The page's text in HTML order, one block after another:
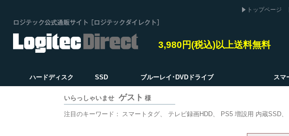
トップページ
3,980円(税込)以上送料無料
ハードディスク SSD ブルーレイ･DVDドライブ スマ
いらっしゃいませ ゲスト 様
注目のキーワード： スマートタグ テレビ録画HDD PS5 増設用 内蔵SSD